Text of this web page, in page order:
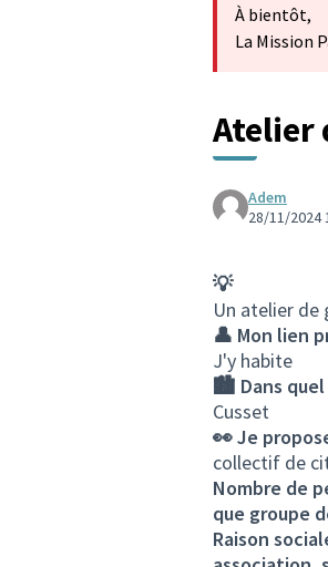
À bientôt,
La Mission
Atelier
Adem
28/11/2024
💡
Un atelier de
👤 Mon lien
J'y habite
🏙️ Dans quel
Cusset
👀 Je
collectif de
Nombre de
que groupe
Raison